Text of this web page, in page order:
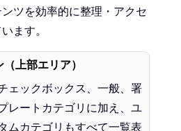
ツを効率的に整理・アクセ
ます。
上部エリア）
ェックボックス、一般、署
レートカテゴリに加え、ユ
ムカテゴリもすべて一覧表